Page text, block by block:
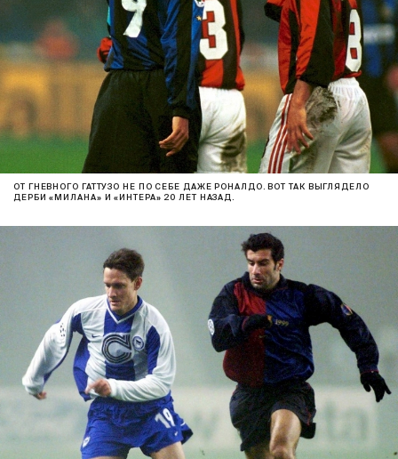
ОТ ГНЕВНОГО ГАТТУЗО НЕ ПО СЕБЕ ДАЖЕ РОНАЛДО. ВОТ ТАК ВЫГЛЯДЕЛО
ДЕРБИ «МИЛАНА» И «ИНТЕРА» 20 ЛЕТ НАЗАД.